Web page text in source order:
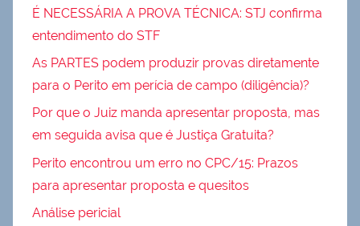
É NECESSÁRIA A PROVA TÉCNICA: STJ confirma
entendimento do STF
As PARTES podem produzir provas diretamente
para o Perito em perícia de campo (diligência)?
Por que o Juiz manda apresentar proposta, mas
em seguida avisa que é Justiça Gratuita?
Perito encontrou um erro no CPC/15: Prazos
para apresentar proposta e quesitos
Análise pericial